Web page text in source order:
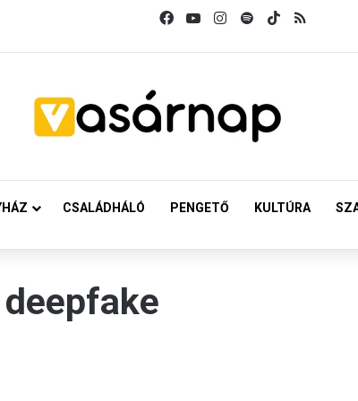
FacebookYouTubeInstagram
SpotifyTikTok
CSALÁDHÁLÓ PENGETŐ KULTÚRA